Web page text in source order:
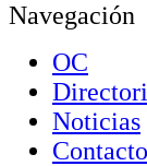
Navegación
OC
Noticias
Contacto